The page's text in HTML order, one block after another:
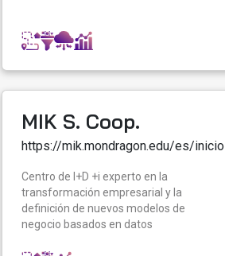
MIK S. Coop.
https://mik.mondragon.edu/es/inicio
Centro de I+D +i experto en la
transformación empresarial y la
definición de nuevos modelos de
negocio basados en datos